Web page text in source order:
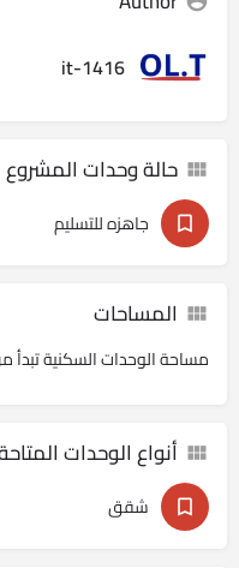
it-1416
حالة وحدات المشروع
جاهزه للتسليم
المساحات
مساحة الوحدات السكنية تبدأ
أنواع الوحدات
شقق